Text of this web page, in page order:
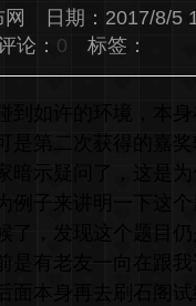
网 日期：2017/
论： 0 标签：
到如许的环境，本
是第二次获得的嘉
暗示疑问了，这是
例子来讲明一下这
了，发现这个题目
是有老友一向在跟
面本身再去刷石阁